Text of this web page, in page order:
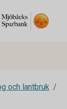
och lantbruk